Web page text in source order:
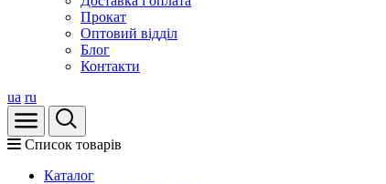
Прокат
Оптовий відділ
Блог
Контакти
ua ru
Список товарів
Каталог